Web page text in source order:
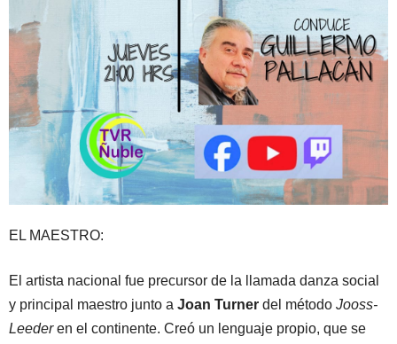
EL MAESTRO:
El artista nacional fue precursor de la llamada danza social
y principal maestro junto a Joan Turner del método Jooss-
Leederen el continente. Creó un lenguaje propio, que se